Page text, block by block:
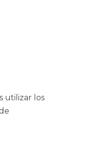
utilizar los